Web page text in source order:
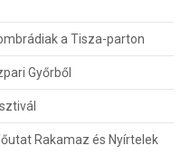
a Tisza-parton
Győrből
Rakamaz és Nyírtelek